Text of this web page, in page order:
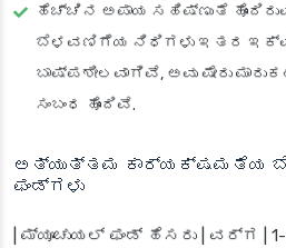
ಹೆಚ್ಚಿನ ಅಪಾಯ ಸಹಿಷ್ಣುತೆ
ಬೆಳವಣಿಗೆಯ ನಿಧಿಗಳು ಇತರ
ಬಾಷ್ಪಶೀಲವಾಗಿವೆ, ಅವು ಷೇರು
ಸಂಬಂಧ ಹೊಂದಿವೆ.
ಅತ್ಯುತ್ತಮ ಕಾರ್ಯಕ್ಷಮತೆಯ
ಫಂಡ್‌ಗಳು
| ಮ್ಯೂಚುಯಲ್ ಫಂಡ್ ಹೆಸರು | ವರ್ಗ